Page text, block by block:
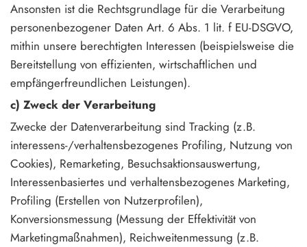
Ansonsten ist die Rechtsgrundlage für die Verarbeitung
personenbezogener Daten Art. 6 Abs. 1 lit. f EU-DSGVO,
mithin unsere berechtigten Interessen (beispielsweise die
Bereitstellung von effizienten, wirtschaftlichen und
empfängerfreundlichen Leistungen).
c) Zweck der Verarbeitung
Zwecke der Datenverarbeitung sind Tracking (z.B.
interessens-/verhaltensbezogenes Profiling, Nutzung von
Cookies), Remarketing, Besuchsaktionsauswertung,
Interessenbasiertes und verhaltensbezogenes Marketing,
Profiling (Erstellen von Nutzerprofilen),
Konversionsmessung (Messung der Effektivität von
Marketingmaßnahmen), Reichweitenmessung (z.B.